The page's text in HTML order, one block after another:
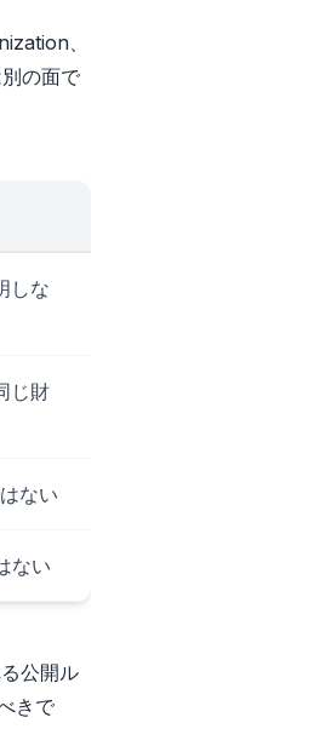
、
の面で
しな
じ財
ない
ない
公開ル
きで